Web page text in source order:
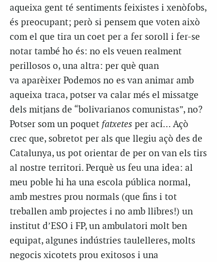
aqueixa gent té sentiments feixistes i xenòfobs,
és preocupant; però si pensem que voten això
com el que tira un coet per a fer soroll i fer-se
notar també ho és: no els veuen realment
perillosos o, una altra: per què quan
va aparèixer Podemos no es van animar amb
aqueixa traca, potser va calar més el missatge
dels mitjans de “bolivarianos comunistas”, no?
Potser som un poquet fatxetes per ací… Açò
crec que, sobretot per als que llegiu açò des de
Catalunya, us pot orientar de per on van els tirs
al nostre territori. Perquè us feu una idea: al
meu poble hi ha una escola pública normal,
amb mestres prou normals (que fins i tot
treballen amb projectes i no amb llibres!) un
institut d’ESO i FP, un ambulatori molt ben
equipat, algunes indústries taulelleres, molts
negocis xicotets prou exitosos i una